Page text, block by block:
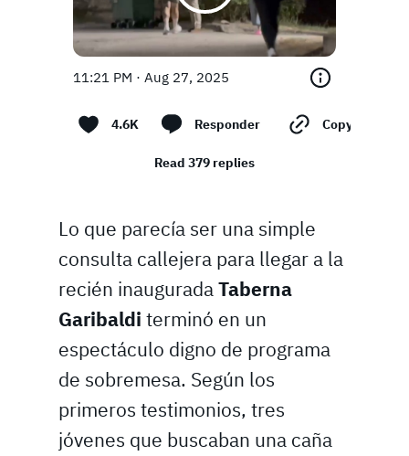
11:21 PM · Aug 27, 2025
4.6K Responder Copy link
Read 379 replies
Lo que parecía ser una simple
consulta callejera para llegar a la
recién inauguradaTaberna
Garibaldi terminó en un
espectáculo digno de programa
de sobremesa. Según los
primeros testimonios, tres
jóvenes que buscaban una caña